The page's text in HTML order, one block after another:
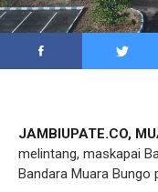
JAMBIUPATE.CO,
melintang, maskapai
Bandara Muara Bungo